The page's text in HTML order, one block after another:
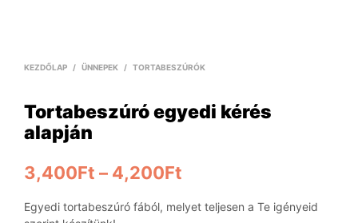
KEZDŐLAP / ÜNNEPEK / TORTABESZÚRÓK
Tortabeszúró egyedi kérés
alapján
3,400Ft – 4,200Ft
Egyedi tortabeszúró fából, melyet teljesen a Te igényeid